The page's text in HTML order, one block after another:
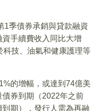
1季債券承銷與貸款融資
手續費收入同比大增
科技、油氣和健康護理等
的增幅，或達到74億美
券到期（2022年之前
期），發行人需為再融